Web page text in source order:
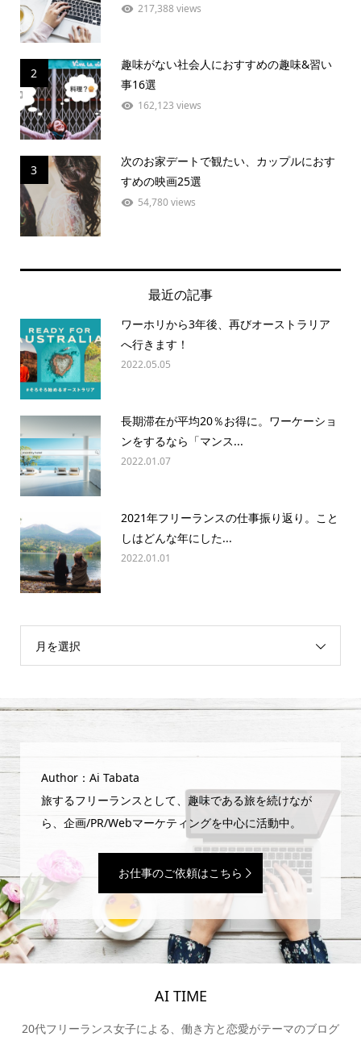
217,388 views
2
趣味がない社会人におすすめの趣味&習い
事16選
162,123 views
3
次のお家デートで観たい、カップルにおす
すめの映画25選
54,780 views
最近の記事
ワーホリから3年後、再びオーストラリア
へ行きます！
2022.05.05
長期滞在が平均20％お得に。ワーケーショ
ンをするなら「マンス...
2022.01.07
2021年フリーランスの仕事振り返り。こと
しはどんな年にした...
2022.01.01
月を選択
Author：Ai Tabata
旅するフリーランスとして、趣味である旅を続けなが
ら、企画/PR/Webマーケティングを中心に活動中。
お仕事のご依頼はこちら
AI TIME
20代フリーランス女子による、働き方と恋愛がテーマのブログ